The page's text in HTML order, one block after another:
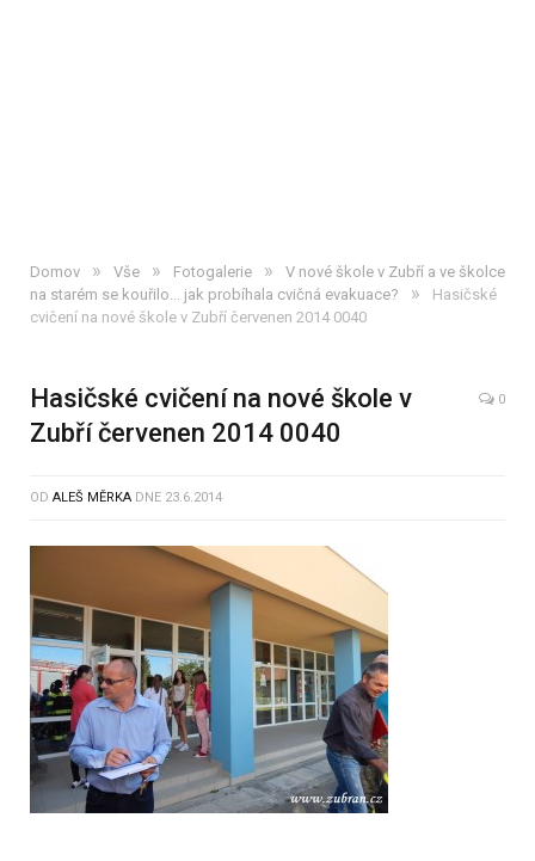
Domov » Vše » Fotogalerie »
V nové škole v Zubří a ve školce
na starém se kouřilo... jak probíhala cvičná evakuace?
»
Hasičské
cvičení na nové škole v Zubří červenen 2014 0040
Hasičské cvičení na nové škole v
Zubří červenen 2014 0040
0
OD ALEŠ MĚRKA DNE 23.6.2014